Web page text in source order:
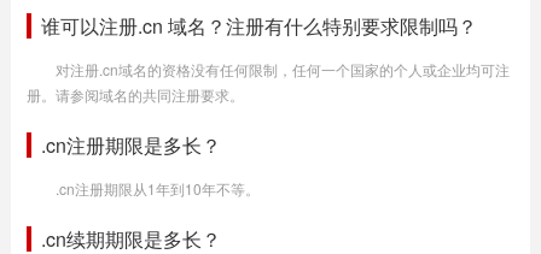
谁可以注册.cn 域名？注册有什么特别要求限制吗？
对注册.cn域名的资格没有任何限制，任何一个国家的个人或企业均可注
册。请参阅域名的共同注册要求。
.cn注册期限是多长？
.cn注册期限从1年到10年不等。
.cn续期期限是多长？